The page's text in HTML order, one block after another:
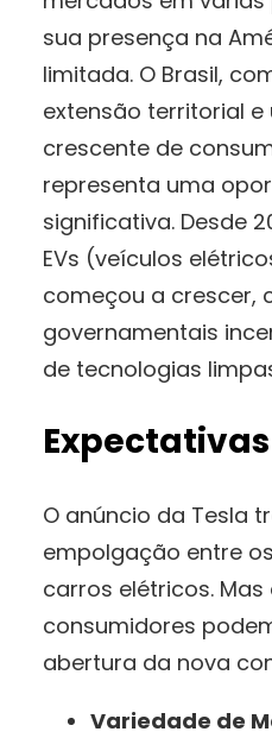
sua presença na
limitada. O Brasil,
extensão territorial
crescente de
representa uma
significativa. Desde
EVs (veículos
começou a crescer,
governamentais
de tecnologias
O anúncio da Tesla
empolgação entre
carros elétricos. Mas
consumidores
abertura da nova
Variedade de